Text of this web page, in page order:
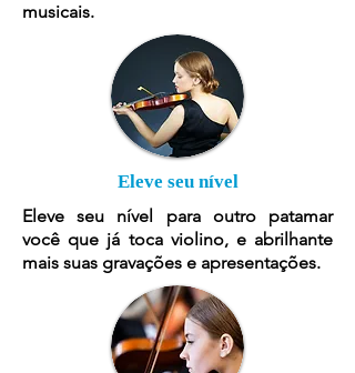
musicais.
Eleve seu nível
Eleve seu nível para outro patamar
você que já toca violino, e abrilhante
mais suas gravações e apresentações.